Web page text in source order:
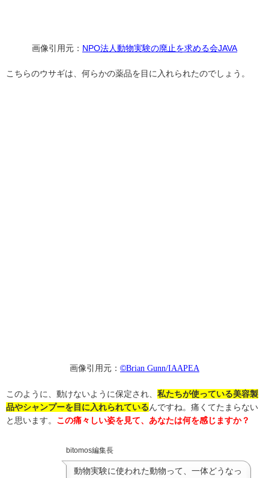
画像引用元： NPO法人動物実験の廃止を求める会JAVA
こちらのウサギは、何らかの薬品を目に入れられたのでしょう。
画像引用元： ©Brian Gunn/IAAPEA
このように、動けないように保定され、 私たちが使っている美容製
品やシャンプーを目に入れられているんですね。痛くてたまらない
と思います。 この痛々しい姿を見て、あなたは何を感じますか？
bitomos編集長
動物実験に使われた動物って、一体どうなっ